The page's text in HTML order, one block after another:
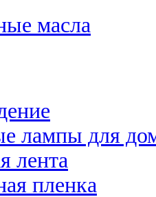
масла
лампы для
лента
пленка